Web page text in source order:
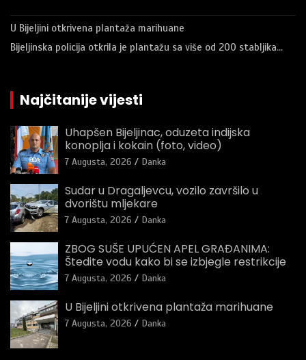
U Bijeljini otkrivena plantaža marihuane
Bijeljinska policija otkrila je plantažu sa više od 200 stabljika…
Najčitanije vijesti
Uhapšen Bijeljinac, oduzeta indijska
konoplja i kokain (foto, video)
7 Augusta, 2026 Danka
Sudar u Dragaljevcu, vozilo završilo u
dvorištu mljekare
7 Augusta, 2026 Danka
ZBOG SUŠE UPUĆEN APEL GRAĐANIMA:
Štedite vodu kako bi se izbjegle restrikcije
7 Augusta, 2026 Danka
U Bijeljini otkrivena plantaža marihuane
7 Augusta, 2026 Danka